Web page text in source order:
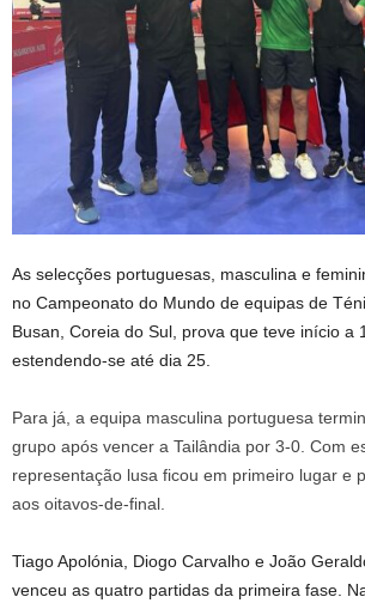
As selecções portuguesas, masculina e
no Campeonato do Mundo de equipas de
Busan, Coreia do Sul, prova que teve início a
estendendo-se até dia 25.
Para já, a equipa masculina portuguesa
grupo após vencer a Tailândia por 3-0. Com
representação lusa ficou em primeiro lugar e
aos oitavos-de-final.
Tiago Apolónia, Diogo Carvalho e João
venceu as quatro partidas da primeira fase.